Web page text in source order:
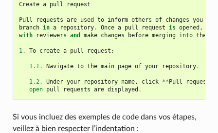
Create a pull request
Pull requests are used to inform others of changes you
branch in a repository. Once a pull request is opened ,
with
reviewers and make changes before merging into the
1. To create a pull request :
1.1. Navigate to the main page of your repository.
1.2. Under your repository name, click **Pull requests
open pull requests are displayed .
Si vous incluez des exemples de code dans vos étapes,
veillez à bien respecter l’indentation :